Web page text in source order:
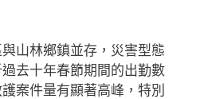
山林鄉鎮並存，災害型態
去十年春節期間的出勤數
案件量有顯著高峰，特別